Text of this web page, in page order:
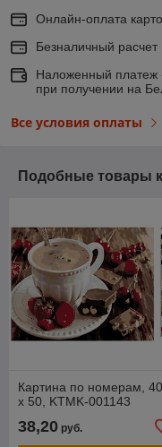
Онлайн-оплата
Безналичный расчет
Наложенный платеж
при получении на
Все условия оплаты
Подобные товары
Картина по номерам, 40
x 50, KTMK-001143
38,20 руб.